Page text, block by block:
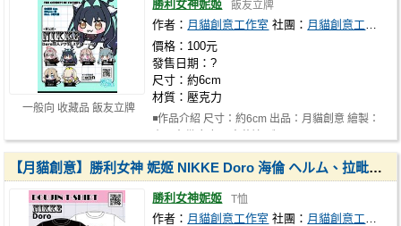
一般向 收藏品 飯友立牌
勝利女神妮姬 飯友立牌
作者： 月貓創意工作室 社團： 月貓創意工作室
價格：100元
發售日期：?
尺寸：約6cm
材質：壓克力
◾作品介紹 尺寸：約6cm 出品：月貓創意 繪製：
【月貓創意】勝利女神 妮姬 NIKKE Doro 海倫 ヘルム、拉毗小紅帽 ラピ:レッドフード、
勝利女神妮姬 T恤
作者： 月貓創意工作室 社團： 月貓創意工作室